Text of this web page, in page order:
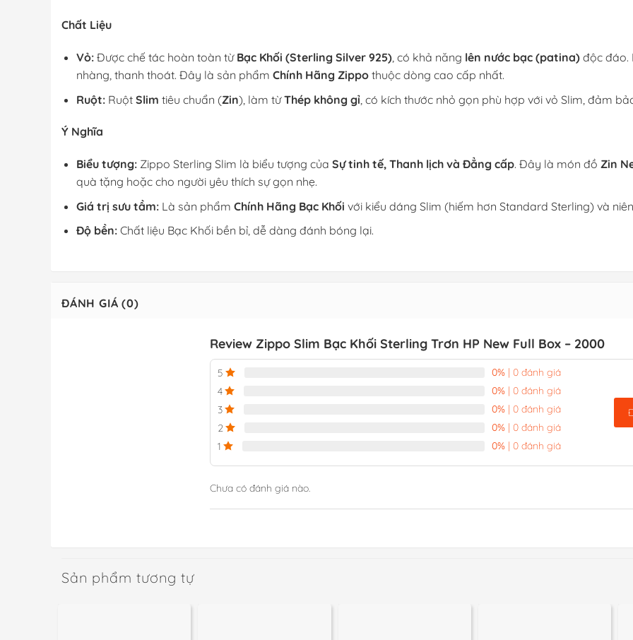
Chất Liệu
Vỏ:Được chế tác hoàn toàn từ Bạc Khối (Sterling Silver 925), có khả năng lên nước bạc (patina)độc đáo.
nhàng, thanh thoát. Đây là sản phẩm Chính Hãng Zippothuộc dòng cao cấp nhất.
Ruột:Ruột Slim tiêu chuẩn (Zin), làm từThép không gỉ, có kích thước nhỏ gọn phù hợp với vỏ Slim, đảm
Ý Nghĩa
Biểu tượng:Zippo Sterling Slim là biểu tượng của Sự tinh tế, Thanh lịch và Đẳng cấp. Đây là món đồ Zin
quà tặng hoặc cho người yêu thích sự gọn nhẹ.
Giá trị sưu tầm:Là sản phẩm Chính Hãng Bạc Khối với kiểu dáng Slim (hiếm hơn Standard Sterling) và
Độ bền:Chất liệu Bạc Khối bền bỉ, dễ dàng đánh bóng lại.
ĐÁNH GIÁ (0)
Review Zippo Slim Bạc Khối Sterling Trơn HP New Full Box – 2000
5 0% | 0 đánh giá
4
0% | 0 đánh giá
3
0% | 0 đánh giá
2
0% | 0 đánh giá
1
0% | 0 đánh giá
Chưa có đánh giá nào.
Sản phẩm tương tự